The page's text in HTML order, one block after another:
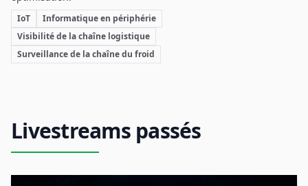
IoT
Informatique en périphérie
Visibilité de la chaîne logistique
Surveillance de la chaîne du froid
Livestreams passés